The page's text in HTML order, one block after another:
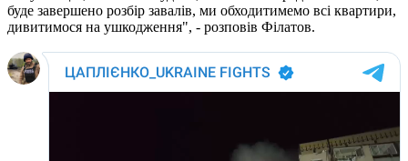
буде завершено розбір завалів, ми обходитимемо всі квартири,
дивитимося на ушкодження", - розповів Філатов.